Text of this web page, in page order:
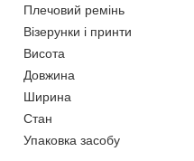
Плечовий ремінь
Візерунки і принти
Висота
Довжина
Ширина
Стан
Упаковка засобу